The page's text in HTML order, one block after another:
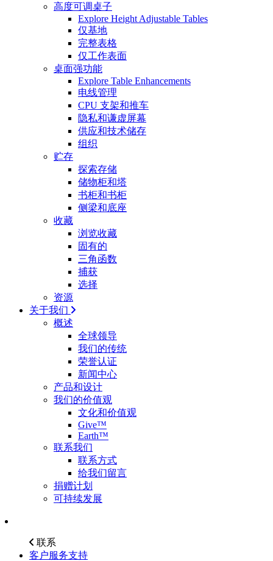
高度可调桌子
Explore Height Adjustable Tables
仅基地
完整表格
仅工作表面
桌面强功能
Explore Table Enhancements
电线管理
CPU 支架和推车
隐私和谦虚屏幕
供应和技术储存
组织
贮存
探索存储
储物柜和塔
书柜和书柜
侧梁和底座
收藏
浏览收藏
固有的
三角函数
捕获
选择
资源
关于我们
概述
全球领导
我们的传统
荣誉认证
新闻中心
产品和设计
我们的价值观
文化和价值观
Give™
Earth™
联系我们
联系方式
给我们留言
捐赠计划
可持续发展
联系
客户服务支持